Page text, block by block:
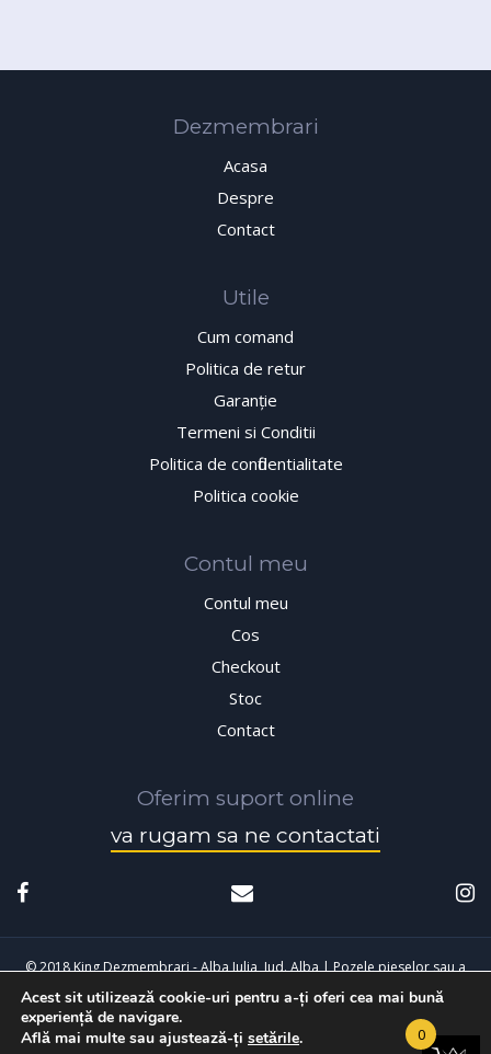
Dezmembrari
Acasa
Despre
Contact
Utile
Cum comand
Politica de retur
Garanţie
Termeni si Conditii
Politica de confidentialitate
Politica cookie
Contul meu
Contul meu
Cos
Checkout
Stoc
Contact
Oferim suport online
va rugam sa ne contactati
© 2018 King Dezmembrari - Alba Iulia, Jud. Alba | Pozele pieselor sau a
masinilor sunt cu titlu de prezentare, pot exista diferente fata de cele
achizitionate.
Acest sit utilizează cookie-uri pentru a-ți oferi cea mai bună
experiență de navigare.
Află mai multe sau ajustează-ți setările. 0